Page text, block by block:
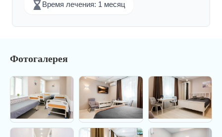
Время лечения: 1 месяц
Фотогалерея